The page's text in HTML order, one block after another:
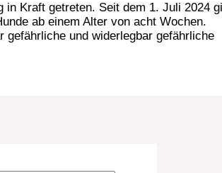
in Kraft getreten. Seit dem 1. Juli 2024
ab einem Alter von acht Wochen.
gefährliche und widerlegbar gefährliche